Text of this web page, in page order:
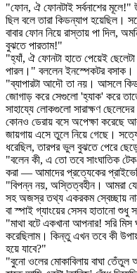
"ফোন, ঐ ফোনটাই সর্বনাশের
ছিল বলে তারা কিডন্যাপ হয়েছিল।
বাবার ফোন নিয়ে রাস্তায় পা দিল,
বুঝতে পারতাম!"
"হ্যাঁ, ঐ ফোনটা হাতে পেয়েই
পারল।" বললেন ইনস্পেকটর বসাক।
"ব্যাপারটা আদৌ তা নয়। আসলে
জোগাড় করে সেগুলো 'হ্যাক' করে
সাহায্যে লোকগুলো সারাক্ষণ
কোনও ডেরায় বসে অপেক্ষা করেছে
জায়গায় এসে তুলে নিয়ে গেছে।
ধরেছিল, তারপর ভুল বুঝতে পেরে
"বলেন কী, এ তো তবে সাংঘাতিক
করা — আমাদের প্রত্যেকের
"বিপন্ন নয়, অস্তিত্বহীন। আমরা যে
সহ অজস্র তথ্য একরকম স্বেচ্ছায়
বা স্পাই গ্যাংয়ের সেসব হাতানো শুধু
"মাথা বটে একখানা আপনার! সরি
করেছিলাম। কিন্তু এখন তবে কী
হয়ে যাবে?"
"বুনো ওলের মোকাবিলায় বাঘা